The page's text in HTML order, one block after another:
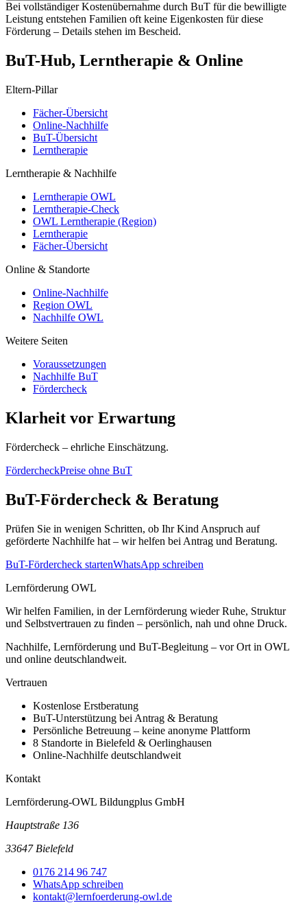
Bei vollständiger Kostenübernahme durch BuT für die bewilligte
Leistung entstehen Familien oft keine Eigenkosten für diese
Förderung – Details stehen im Bescheid.
BuT-Hub, Lerntherapie & Online
Eltern-Pillar
Fächer-Übersicht
Online-Nachhilfe
BuT-Übersicht
Lerntherapie
Lerntherapie & Nachhilfe
Lerntherapie OWL
Lerntherapie-Check
OWL Lerntherapie (Region)
Lerntherapie
Fächer-Übersicht
Online & Standorte
Online-Nachhilfe
Region OWL
Nachhilfe OWL
Weitere Seiten
Voraussetzungen
Nachhilfe BuT
Fördercheck
Klarheit vor Erwartung
Fördercheck – ehrliche Einschätzung.
FördercheckPreise ohne BuT
BuT-Fördercheck & Beratung
Prüfen Sie in wenigen Schritten, ob Ihr Kind Anspruch auf
geförderte Nachhilfe hat – wir helfen bei Antrag und Beratung.
BuT-Fördercheck startenWhatsApp schreiben
Lernförderung OWL
Wir helfen Familien, in der Lernförderung wieder Ruhe, Struktur
und Selbstvertrauen zu finden – persönlich, nah und ohne Druck.
Nachhilfe, Lernförderung und BuT-Begleitung – vor Ort in OWL
und online deutschlandweit.
Vertrauen
Kostenlose Erstberatung
BuT-Unterstützung bei Antrag & Beratung
Persönliche Betreuung – keine anonyme Plattform
8 Standorte in Bielefeld & Oerlinghausen
Online-Nachhilfe deutschlandweit
Kontakt
Lernförderung-OWL Bildungplus GmbH
Hauptstraße 136
33647 Bielefeld
0176 214 96 747
WhatsApp schreiben
kontakt@lernfoerderung-owl.de